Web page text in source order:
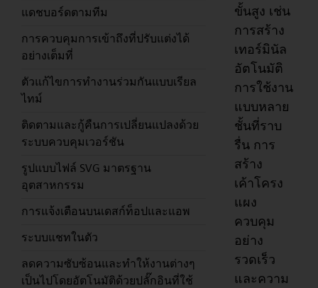
แดชบอร์ดตามทีม
การควบคุมการเข้าถึงที่ปรับแต่งได้
อย่างเต็มที่
ตัวแก้ไขการทำงานร่วมกันแบบเรียล
ไทม์
ติดตามและกู้คืนการเปลี่ยนแปลงด้วย
ระบบควบคุมเวอร์ชัน
รูปแบบไฟล์ SVG มาตรฐาน
อุตสาหกรรม
การแจ้งเตือนบนเดสก์ท็อปและแอพ
ระบบแชทในตัว
ลดความซับซ้อนและทำให้งานต่างๆ
เป็นไปโดยอัตโนมัติด้วยปลั๊กอินที่ใช้
ขั้นสูง เช่น
การสร้าง
เทอร์มินัล
อัตโนมัติ
การใช้งาน
แบบหลาย
ชั้นที่ราบ
รื่น การ
สร้าง
เค้าโครง
แผง
ควบคุม
อย่าง
รวดเร็ว
และความ